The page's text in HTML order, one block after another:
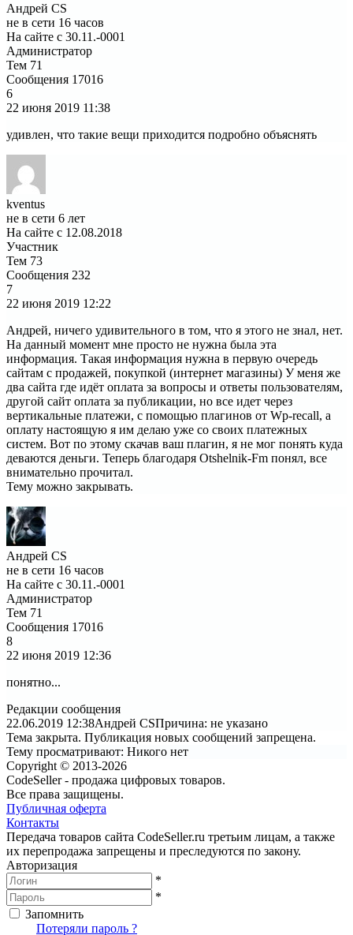
Андрей CS
не в сети 16 часов
На сайте с 30.11.-0001
Администратор
Тем 71
Сообщения 17016
6
22 июня 2019 11:38
удивлен, что такие вещи приходится подробно объяснять
kventus
не в сети 6 лет
На сайте с 12.08.2018
Участник
Тем 73
Сообщения 232
7
22 июня 2019 12:22
Андрей, ничего удивительного в том, что я этого не знал, нет.
На данный момент мне просто не нужна была эта
информация. Такая информация нужна в первую очередь
сайтам с продажей, покупкой (интернет магазины) У меня же
два сайта где идёт оплата за вопросы и ответы пользователям,
другой сайт оплата за публикации, но все идет через
вертикальные платежи, с помощью плагинов от Wp-recall, а
оплату настоящую я им делаю уже со своих платежных
систем. Вот по этому скачав ваш плагин, я не мог понять куда
деваются деньги. Теперь благодаря Otshelnik-Fm понял, все
внимательно прочитал.
Тему можно закрывать.
Андрей CS
не в сети 16 часов
На сайте с 30.11.-0001
Администратор
Тем 71
Сообщения 17016
8
22 июня 2019 12:36
понятно...
Редакции сообщения
22.06.2019 12:38Андрей CSПричина: не указано
Тема закрыта. Публикация новых сообщений запрещена.
Тему просматривают: Никого нет
Copyright © 2013-2026
CodeSeller - продажа цифровых товаров.
Все права защищены.
Публичная оферта
Контакты
Передача товаров сайта CodeSeller.ru третьим лицам, а также
их перепродажа запрещены и преследуются по закону.
Авторизация
*
*
Запомнить
Потеряли пароль ?